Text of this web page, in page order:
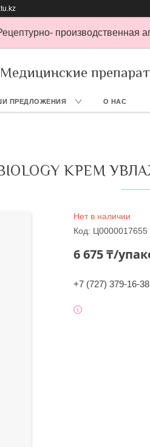
производственная
Медицинские
ПРЕДЛОЖЕНИЯ О НАС
BIOLOGY КРЕМ
Нет в наличии
Код: Ц0000017655
6 675 ₸/
+7 (727) 379-16-38